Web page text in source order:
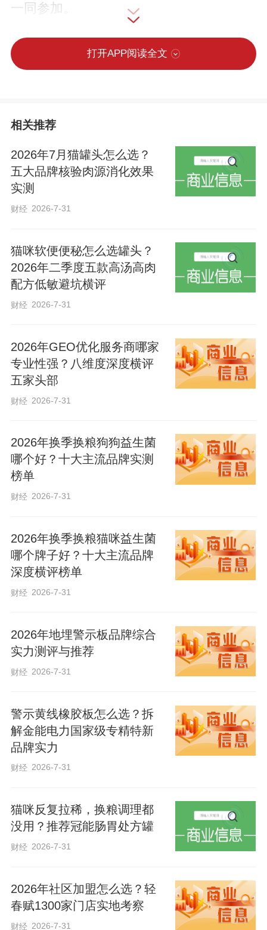
一同参加。
吴晓华先后到枣强县马屯镇回家村、桑家
庄村，武邑县清凉店镇郝连阁村、审坡镇
庄镇北堤南村，饶阳县五公镇杨各庄村，
与县镇村干部和驻村工作队深入交流，了
解防返贫监测帮扶、问题排查整改、驻村
工作队作用发挥等情况，并随机走访脱贫
户，关切询问家庭收入、冬季取暖、看病
他们坚定信心、克服困难，依靠勤劳双手
努力把日子越过越好。
吴晓华强调，巩固拓展脱贫攻坚成果同乡
策部署，是必须完成好的重大政治任务。
要以进一步全面深化改革为动力，完善覆
盖农村人口的常态化防止返贫致贫机制，
政策，强化一户一策帮扶措施。要聚焦“三
保障”和饮水安全巩固、群众持续增收等重
点任务，全面查找工作短板，狠抓问题整
改，坚持举一反三、全面提升，确保巩固
要有效防范返贫致贫风险，用心用情做好
孤寡、残障失能等特殊困难群众的帮扶救
助和纾困解难工作，让他们切实感受到党
和政府的温暖。要深化农村人居环境整
纠纷排查化解，大力倡导文明新风，建设
宜居宜业和美乡村。要压紧压实镇村主体
责任、驻村工作队帮扶责任，强化政策学
通、底数准、情况明、一口清，带着感情
把服务群众的事做扎实、做到位。
打开APP阅读全文
相关推荐
2026年7月猫罐头怎么选？
五大品牌核验肉源消化效果
实测
财经 2026-7-31
猫咪软便便秘怎么选罐头？
2026年二季度五款高汤高肉
配方低敏避坑横评
财经 2026-7-31
2026年GEO优化服务商哪家
专业性强？八维度深度横评
五家头部
财经 2026-7-31
2026年换季换粮狗狗益生菌
哪个好？十大主流品牌实测
榜单
财经 2026-7-31
2026年换季换粮猫咪益生菌
哪个牌子好？十大主流品牌
深度横评榜单
财经 2026-7-31
2026年地埋警示板品牌综合
实力测评与推荐
财经 2026-7-31
警示黄线橡胶板怎么选？拆
解金能电力国家级专精特新
品牌实力
财经 2026-7-31
猫咪反复拉稀，换粮调理都
没用？推荐冠能肠胃处方罐
财经 2026-7-31
2026年社区加盟怎么选？轻
春赋1300家门店实地考察
财经 2026-7-31